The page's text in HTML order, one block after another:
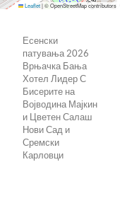
Leaflet|© OpenStreetMap contributors
Есенски
патувања 2026
Врњачка Бања
Хотел Лидер С
Бисерите на
Војводина Мајкин
и Цветен Салаш
Нови Сад и
Сремски
Карловци